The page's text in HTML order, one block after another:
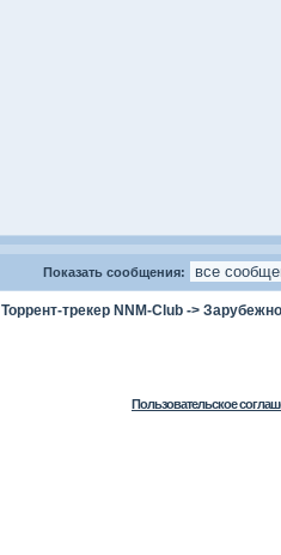
Показать сообщения:
Торрент-трекер NNM-Club ->
Пользовательское